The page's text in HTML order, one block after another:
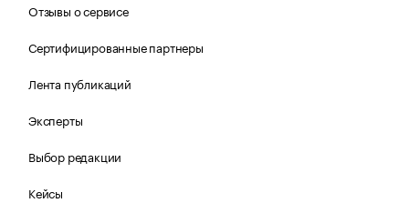
Отзывы о сервисе
Сертифицированные партнеры
Лента публикаций
Эксперты
Выбор редакции
Кейсы